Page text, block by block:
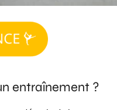
entraînement ?